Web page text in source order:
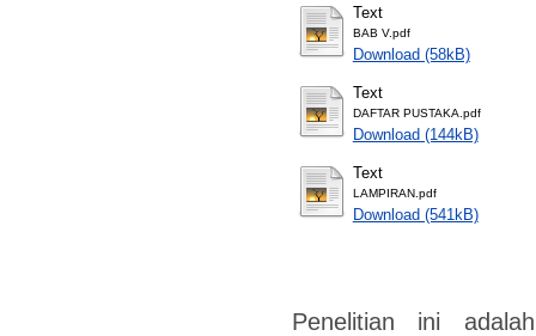
Text
BAB V.pdf
Download (58kB)
Text
DAFTAR PUSTAKA.pdf
Download (144kB)
Text
LAMPIRAN.pdf
Download (541kB)
Penelitian ini